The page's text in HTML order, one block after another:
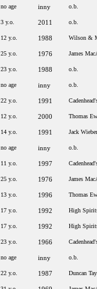
no age inny o.b.
3 y.o. 2011 o.b.
12 y.o. 1988 Wilson &
25 y.o. 1976 James
23 y.o. 1988 o.b.
no age inny o.b.
22 y.o. 1991
12 y.o. 2000 Thomas
14 y.o. 1991 Jack
no age inny o.b.
11 y.o. 1997
25 y.o. 1976 James
13 y.o. 1996 Thomas
17 y.o. 1992 High
17 y.o. 1992 High
23 y.o. 1966
no age inny o.b.
22 y.o. 1987 Duncan